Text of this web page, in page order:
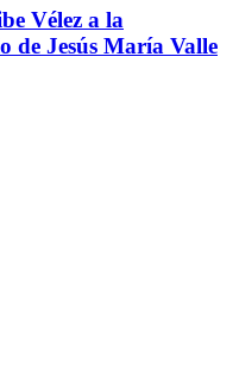
Vélez a la
de Jesús María Valle